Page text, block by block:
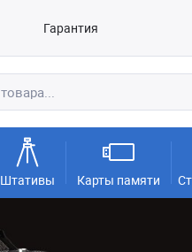
Гарантия
Штативы Карты памяти